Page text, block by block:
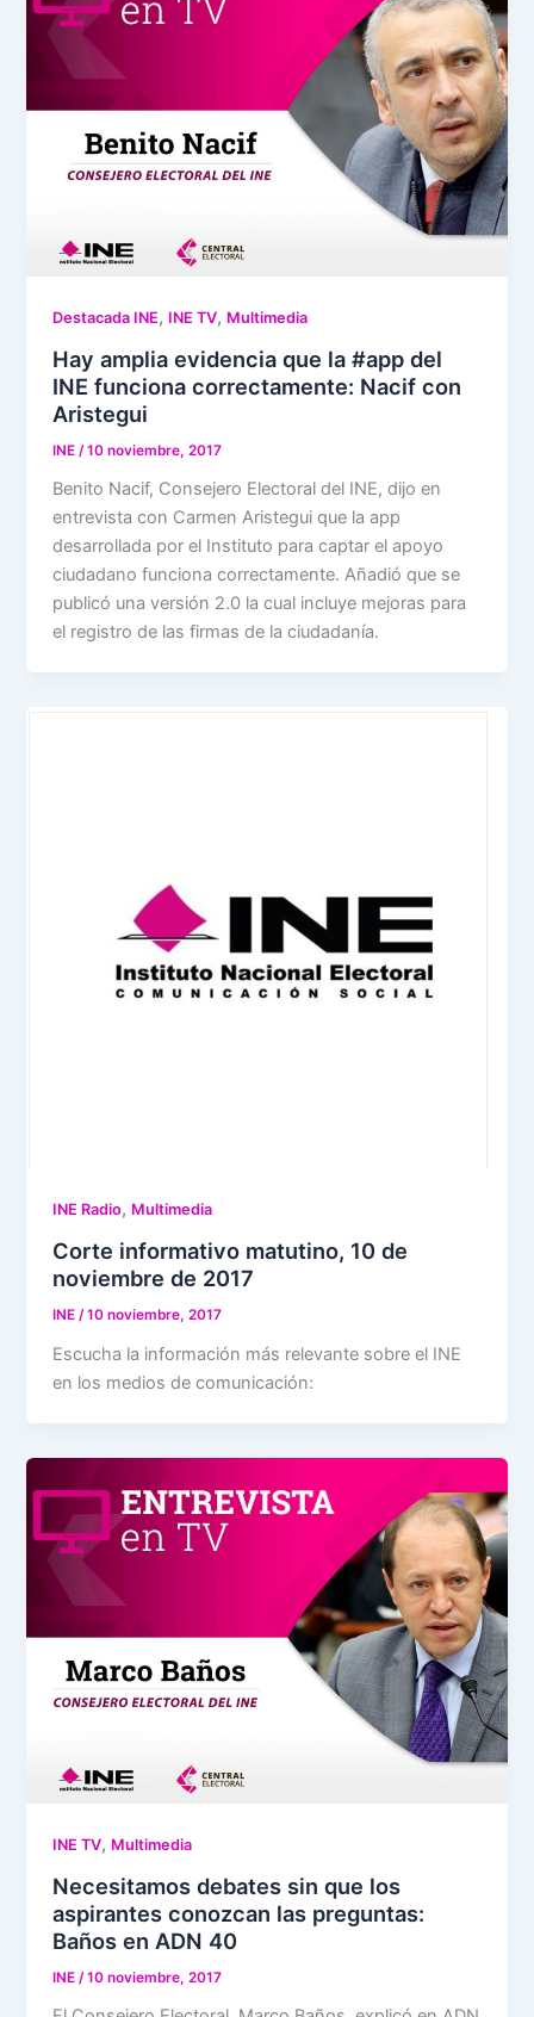
Destacada INE, INE TV, Multimedia
Hay amplia evidencia que la #app del
INE funciona correctamente: Nacif con
Aristegui
INE /10 noviembre, 2017
Benito Nacif, Consejero Electoral del INE, dijo en
entrevista con Carmen Aristegui que la app
desarrollada por el Instituto para captar el apoyo
ciudadano funciona correctamente. Añadió que se
publicó una versión 2.0 la cual incluye mejoras para
el registro de las firmas de la ciudadanía.
INE Radio, Multimedia
Corte informativo matutino, 10 de
noviembre de 2017
INE/10 noviembre, 2017
Escucha la información más relevante sobre el INE
en los medios de comunicación:
INE TV, Multimedia
Necesitamos debates sin que los
aspirantes conozcan las preguntas:
Baños en ADN 40
INE /10 noviembre, 2017